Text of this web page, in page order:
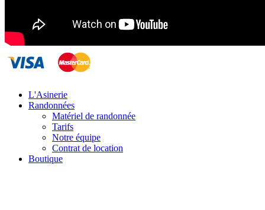
L'Asinerie
Randonnées
Matériel de randonnée
Tarifs
Notre équipe
Contrat de location
Boutique